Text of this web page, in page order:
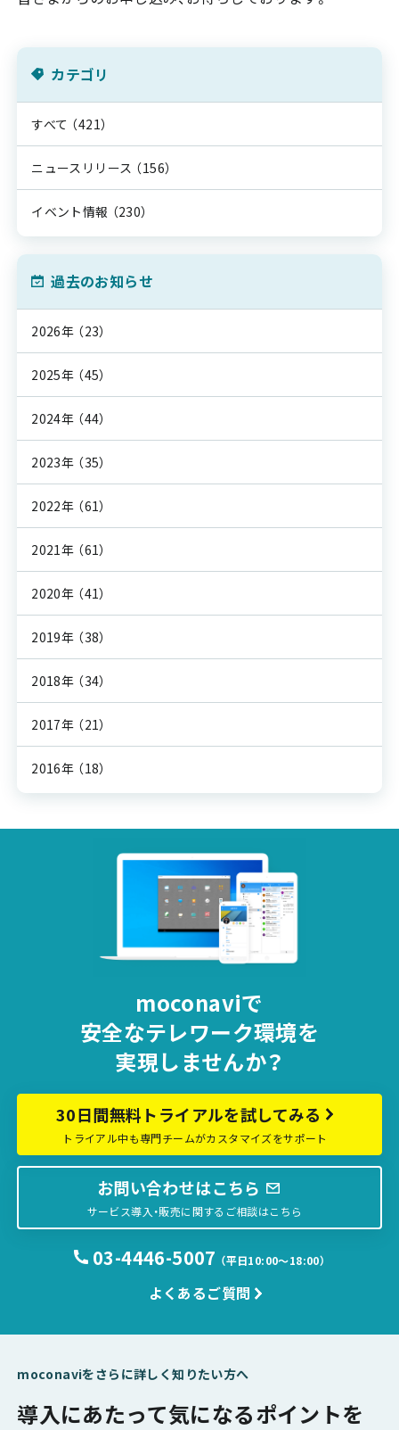
カテゴリ
すべて （421）
ニュースリリース （156）
イベント情報 （230）
過去のお知らせ
2026年 （23）
2025年 （45）
2024年 （44）
2023年 （35）
2022年 （61）
2021年 （61）
2020年 （41）
2019年 （38）
2018年 （34）
2017年 （21）
2016年 （18）
moconaviで
安全なテレワーク環境を
実現しませんか？
30日間無料トライアルを試してみる
トライアル中も専門チームがカスタマイズをサポート
お問い合わせはこちら
サービス導入・販売に関するご相談はこちら
03-4446-5007 （平日10:00〜18:00）
よくあるご質問
moconaviをさらに詳しく知りたい方へ
導入にあたって気になるポイントを